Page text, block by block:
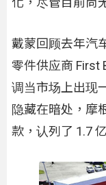
戴蒙回顾去年汽
零件供应商 First
调当市场上出现
隐藏在暗处，摩
款，认列了 1.7